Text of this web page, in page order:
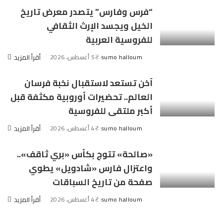
“فرس وفارس” يتصدر معرض تاريخ
الخيل ويجسد الإرث الثقافي
للفروسية العربية
Posted
sumo halloum 5 أغسطس، 2026 أقرأ المزيد
آخن تستعد لاستقبال نخبة فرسان
العالم.. تحضيرات أوروبية مكثفة قبل
أكبر ملتقى للفروسية
Posted
sumo halloum 4 أغسطس، 2026 أقرأ المزيد
«صالحة» تتوج بكأس «بري ثاقف»..
واعتزال فارس «شادويل» يطوي
صفحة من تاريخ السباقات
Posted
sumo halloum 4 أغسطس، 2026 أقرأ المزيد